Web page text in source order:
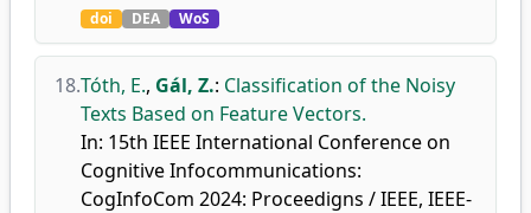
doi DEA WoS
18.Tóth, E., Gál, Z.: Classification of the Noisy
Texts Based on Feature Vectors.
In: 15th IEEE International Conference on
Cognitive Infocommunications:
CogInfoCom 2024: Proceedigns / IEEE, IEEE-